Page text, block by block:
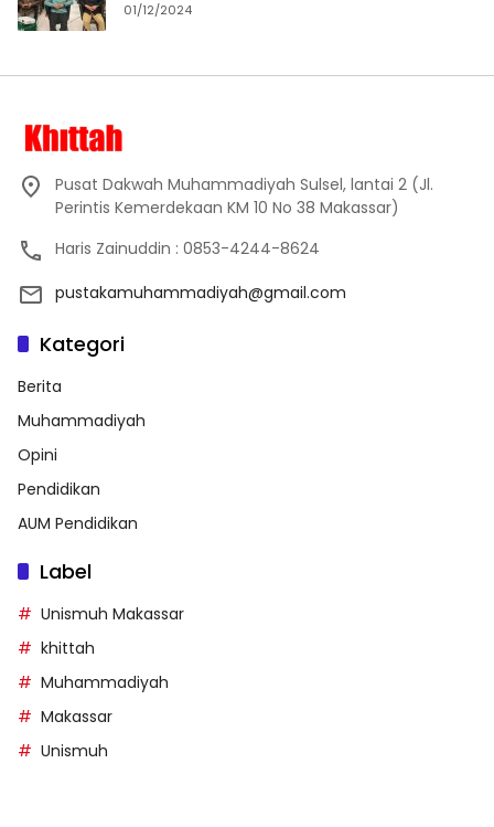
01/12/2024
Pusat Dakwah Muhammadiyah Sulsel, lantai 2 (Jl.
Perintis Kemerdekaan KM 10 No 38 Makassar)
Haris Zainuddin : 0853-4244-8624
pustakamuhammadiyah@gmail.com
Kategori
Berita
Muhammadiyah
Opini
Pendidikan
AUM Pendidikan
Label
Unismuh Makassar
khittah
Muhammadiyah
Makassar
Unismuh